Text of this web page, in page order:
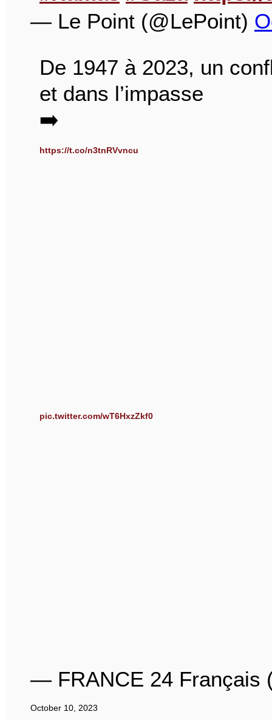
— Le Point (@LePoint)
De 1947 à 2023, un
et dans l’impasse
➡️
https://t.co/n3tnRVvncu
pic.twitter.com/wT6HxzZkf0
— FRANCE 24 Français
October 10, 2023